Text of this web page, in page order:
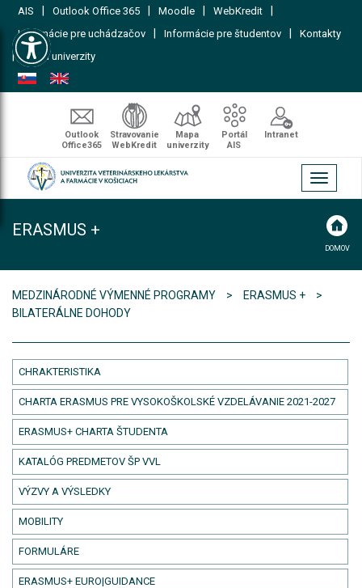
Open toolbar
AIS Outlook Office 365 Moodle WebKredit
Informácie pre uchádzačov Informácie pre študentov Kontakty
| Mapa univerzity
Outlook
Office365
Stravovanie
WebKredit
Mapa
univerzity
Portál
AIS
Intranet
Toggle
ERASMUS +
DOMOV
MEDZINÁRODNÉ VÝMENNÉ PROGRAMY
ERASMUS +
BILATERÁLNE DOHODY
CHRAKTERISTIKA
CHARTA ERASMUS PRE VYSOKOŠKOLSKÉ VZDELÁVANIE 2021-2027
ERASMUS+ CHARTA ŠTUDENTA
KATALÓG PREDMETOV ŠP VVL
VÝZVY A VÝSLEDKY
MOBILITY
FORMULÁRE
ERASMUS+ EURO|GUIDANCE